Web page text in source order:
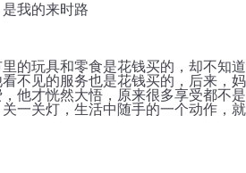
我的来时路
的玩具和零食是花钱买的，却不知道
不见的服务也是花钱买的，后来，妈
他才恍然大悟，原来很多享受都不是
一关灯，生活中随手的一个动作，就